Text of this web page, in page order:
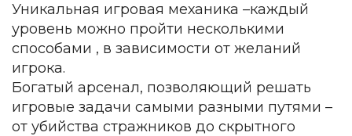
Уникальная игровая механика –каждый
уровень можно пройти несколькими
способами , в зависимости от желаний
игрока.
Богатый арсенал, позволяющий решать
игровые задачи самыми разными путями –
от убийства стражников до скрытного